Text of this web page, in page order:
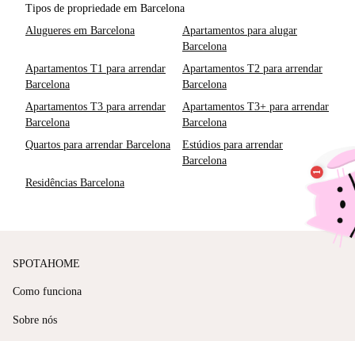
Tipos de propriedade em Barcelona
Alugueres em Barcelona
Apartamentos para alugar
Barcelona
Apartamentos T1 para arrendar
Barcelona
Apartamentos T2 para arrendar
Barcelona
Apartamentos T3 para arrendar
Barcelona
Apartamentos T3+ para arrendar
Barcelona
Quartos para arrendar Barcelona
Estúdios para arrendar
Barcelona
Residências Barcelona
SPOTAHOME
Como funciona
Sobre nós